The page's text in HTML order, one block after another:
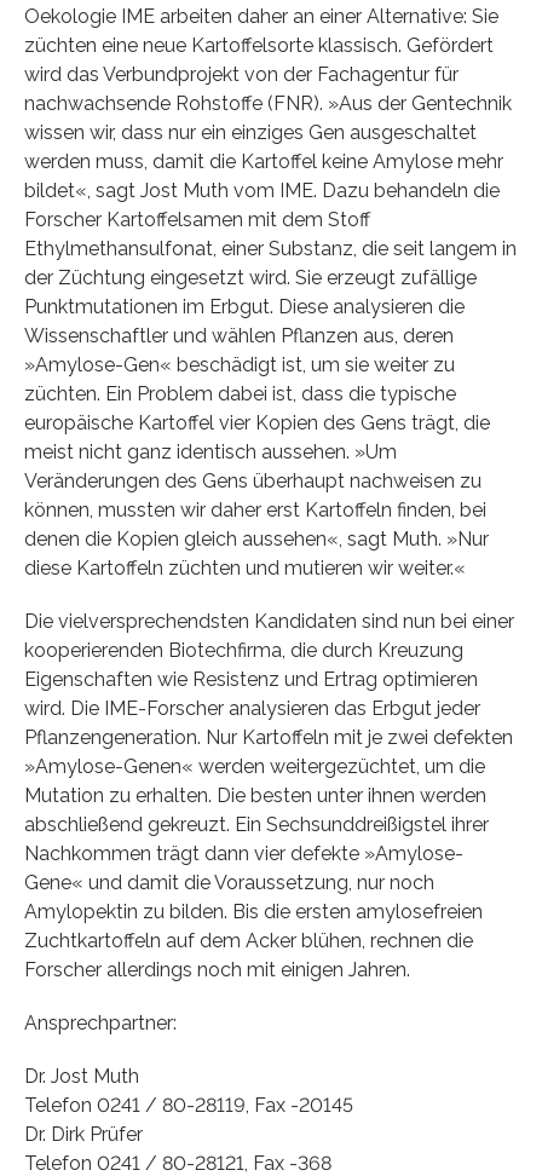
Oekologie IME arbeiten daher an einer Alternative: Sie
züchten eine neue Kartoffelsorte klassisch. Gefördert
wird das Verbundprojekt von der Fachagentur für
nachwachsende Rohstoffe (FNR). »Aus der Gentechnik
wissen wir, dass nur ein einziges Gen ausgeschaltet
werden muss, damit die Kartoffel keine Amylose mehr
bildet«, sagt Jost Muth vom IME. Dazu behandeln die
Forscher Kartoffelsamen mit dem Stoff
Ethylmethansulfonat, einer Substanz, die seit langem in
der Züchtung eingesetzt wird. Sie erzeugt zufällige
Punktmutationen im Erbgut. Diese analysieren die
Wissenschaftler und wählen Pflanzen aus, deren
»Amylose-Gen« beschädigt ist, um sie weiter zu
züchten. Ein Problem dabei ist, dass die typische
europäische Kartoffel vier Kopien des Gens trägt, die
meist nicht ganz identisch aussehen. »Um
Veränderungen des Gens überhaupt nachweisen zu
können, mussten wir daher erst Kartoffeln finden, bei
denen die Kopien gleich aussehen«, sagt Muth. »Nur
diese Kartoffeln züchten und mutieren wir weiter.«
Die vielversprechendsten Kandidaten sind nun bei einer
kooperierenden Biotechfirma, die durch Kreuzung
Eigenschaften wie Resistenz und Ertrag optimieren
wird. Die IME-Forscher analysieren das Erbgut jeder
Pflanzengeneration. Nur Kartoffeln mit je zwei defekten
»Amylose-Genen« werden weitergezüchtet, um die
Mutation zu erhalten. Die besten unter ihnen werden
abschließend gekreuzt. Ein Sechsunddreißigstel ihrer
Nachkommen trägt dann vier defekte »Amylose-
Gene« und damit die Voraussetzung, nur noch
Amylopektin zu bilden. Bis die ersten amylosefreien
Zuchtkartoffeln auf dem Acker blühen, rechnen die
Forscher allerdings noch mit einigen Jahren.
Ansprechpartner:
Dr. Jost Muth
Telefon 0241 / 80-28119, Fax -20145
Dr. Dirk Prüfer
Telefon 0241 / 80-28121, Fax -368